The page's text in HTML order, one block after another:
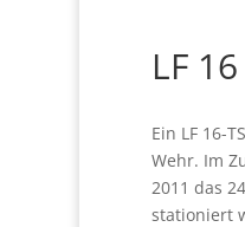
LF
Ein LF 16-
Wehr. Im
2011 das
stationiert